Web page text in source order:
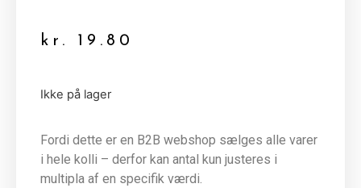
kr. 19.80
Ikke på lager
Fordi dette er en B2B webshop sælges alle varer
i hele kolli – derfor kan antal kun justeres i
multipla af en specifik værdi.